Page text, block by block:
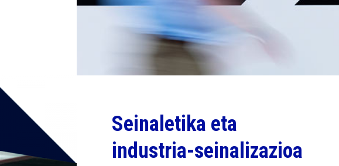
Seinaletika eta
industria-seinalizazioa